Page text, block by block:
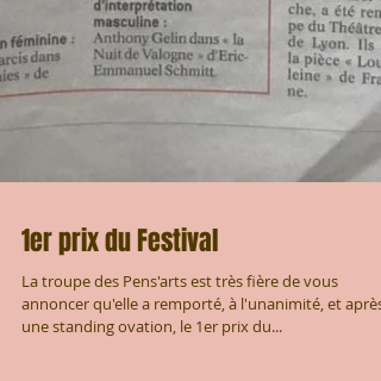
1er prix du Festival
La troupe des Pens'arts est très fière de vous